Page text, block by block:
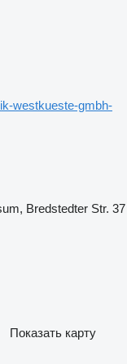
westkueste-gmbh-
Bredstedter Str. 37
Показать карту